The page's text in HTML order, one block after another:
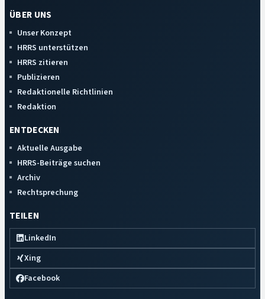
ÜBER UNS
Unser Konzept
HRRS unterstützen
HRRS zitieren
Publizieren
Redaktionelle Richtlinien
Redaktion
ENTDECKEN
Aktuelle Ausgabe
HRRS-Beiträge suchen
Archiv
Rechtsprechung
TEILEN
LinkedIn
Xing
Facebook